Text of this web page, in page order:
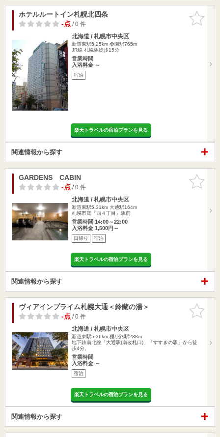
お気に入
りに追加
ホテルルートイン札幌北四条
-点/ 0 件
北海道 / 札幌市中央区
新道東駅5.25km 桑園駅765m
JR線 札幌駅徒歩15分
営業時間
入浴料金 ～
宿泊
楽天トラベルの宿泊プランを見る
関連情報から探す
お気に入
りに追加
GARDENS CABIN
-点/ 0 件
北海道 / 札幌市中央区
新道東駅5.31km 大通駅164m
札幌市電「西４丁目」駅前
営業時間 14:00～22:00
入浴料金 1,500円～
日帰り 宿泊
楽天トラベルの宿泊プランを見る
関連情報から探す
お気に入
りに追加
ヴィアインプライム札幌大通＜鈴蘭の湯＞
-点/ 0 件
北海道 / 札幌市中央区
新道東駅5.36km 狸小路駅238m
地下鉄南北線「大通駅(南改札口)」「すすきの駅」から徒
歩4分。
営業時間
入浴料金 ～
宿泊
楽天トラベルの宿泊プランを見る
関連情報から探す